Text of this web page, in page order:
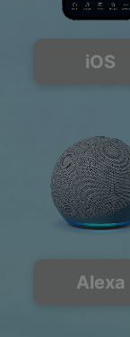
iOS
Alexa